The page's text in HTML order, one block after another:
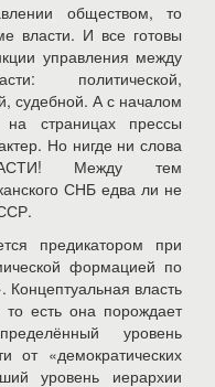
обществом, то
власти. И все готовы
управления между
политической,
судебной. А с началом
страницах прессы
Но нигде ни слова
! Между тем
СНБ едва ли не
предикатором при
формацией по
власть
то есть она порождает
уровень
от «демократических
уровень иерархии